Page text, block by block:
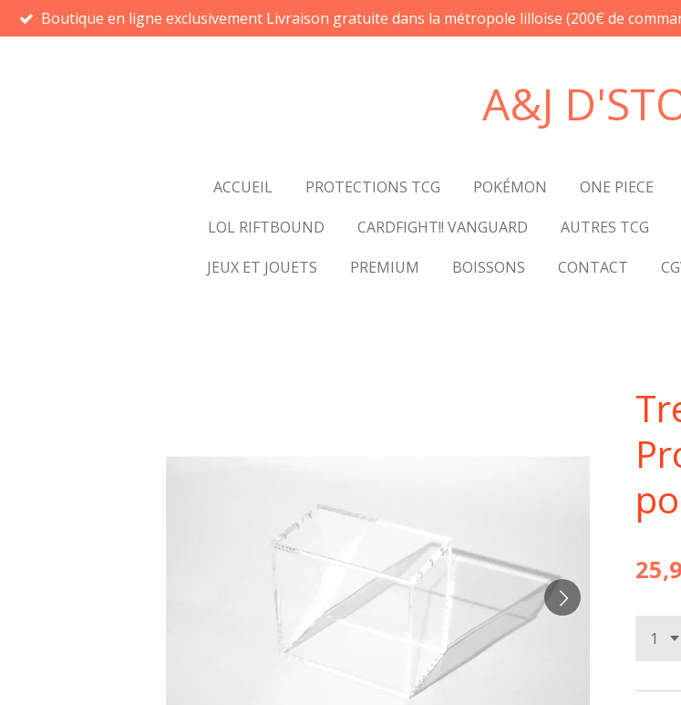
Passer
au
Boutique en ligne exclusivement Livraison gratuite dans la métropole lilloise (200€ de
A&J
ACCUEIL PROTECTIONS TCG POKÉMON ONE PIECE
LOL RIFTBOUND
CARDFIGHT!! VANGUARD AUTRES TCG
JEUX ET JOUETS
PREMIUM BOISSONS CONTACT